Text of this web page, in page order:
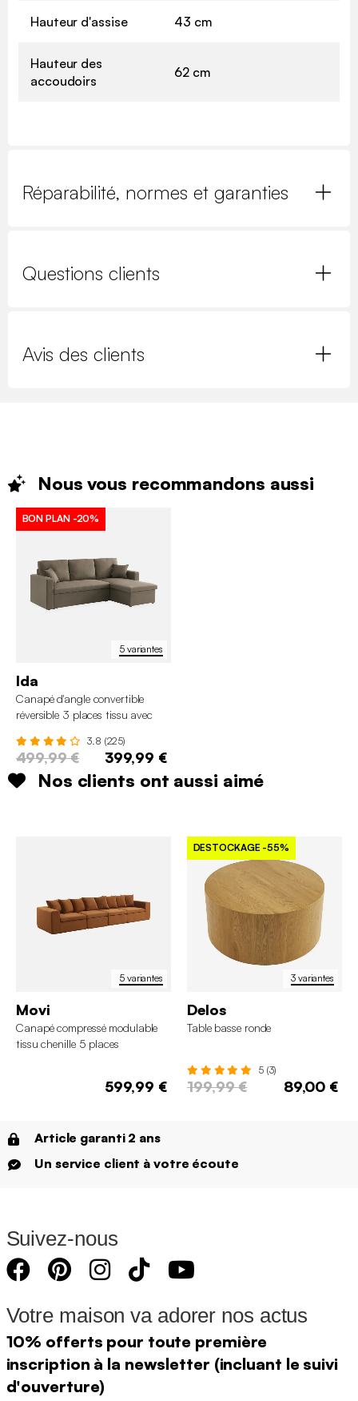
Hauteur d'assise 43 cm
Hauteur des
accoudoirs
62 cm
Réparabilité, normes et garanties
Questions clients
Avis des clients
Nous vous recommandons aussi
5 variantes
BON PLAN -20%
Ida
Canapé d'angle convertible
réversible 3 places tissu avec
3.8 (225)
499,99 € 399,99 €
Nos clients ont aussi aimé
5 variantes
Movi
Canapé compressé modulable
tissu chenille 5 places
599,99 €
3 variantes
DESTOCKAGE -55%
Delos
Table basse ronde
5 (3)
199,99 € 89,00 €
Article garanti 2 ans
Un service client à votre écoute
Suivez-nous
Votre maison va adorer nos actus
10% offerts pour toute première
inscription à la newsletter (incluant le suivi
d'ouverture)